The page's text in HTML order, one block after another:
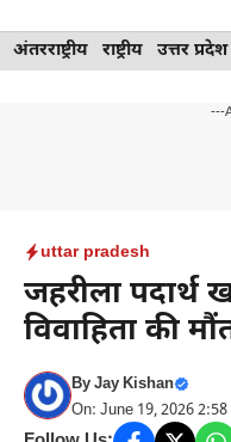
Skip
to
अंतरराष्ट्रीय राष्ट्रीय उत्तर प्रदेश
---
uttar pradesh
जहरीला पदार्थ
विवाहिता की
ByJay Kishan
On: June 19, 2026 2:58